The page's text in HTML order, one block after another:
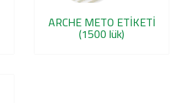
ARCHE METO ETİKETİ
(1500 lük)